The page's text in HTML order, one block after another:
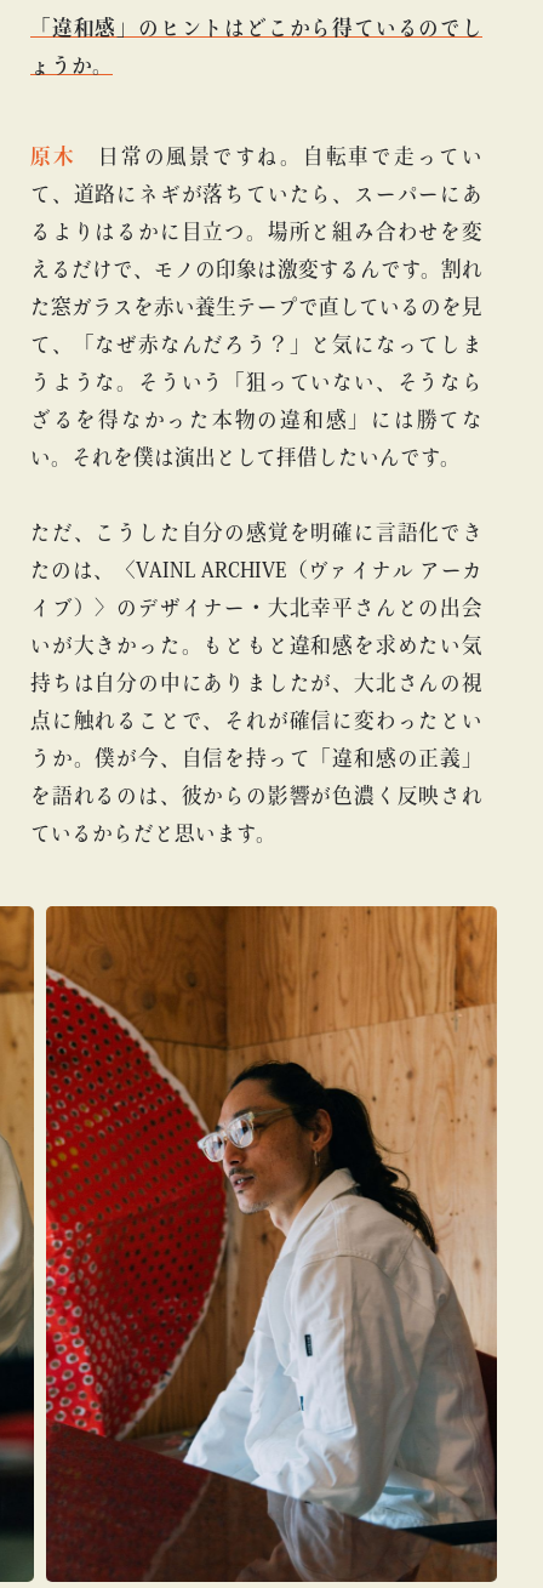
「違和感」のヒントはどこから得ているのでし
ょうか。
原木
日常の風景ですね。自転車で走ってい
て、道路にネギが落ちていたら、スーパーにあ
るよりはるかに目立つ。場所と組み合わせを変
えるだけで、モノの印象は激変するんです。割れ
た窓ガラスを赤い養生テープで直しているのを見
て、「なぜ赤なんだろう？」と気になってしま
うような。そういう「狙っていない、そうなら
ざるを得なかった本物の違和感」には勝てな
い。それを僕は演出として拝借したいんです。
ただ、こうした自分の感覚を明確に言語化でき
たのは、〈VAINL ARCHIVE（ヴァイナル アーカ
イブ）〉のデザイナー・大北幸平さんとの出会
いが大きかった。もともと違和感を求めたい気
持ちは自分の中にありましたが、大北さんの視
点に触れることで、それが確信に変わったとい
うか。僕が今、自信を持って「違和感の正義」
を語れるのは、彼からの影響が色濃く反映され
ているからだと思います。